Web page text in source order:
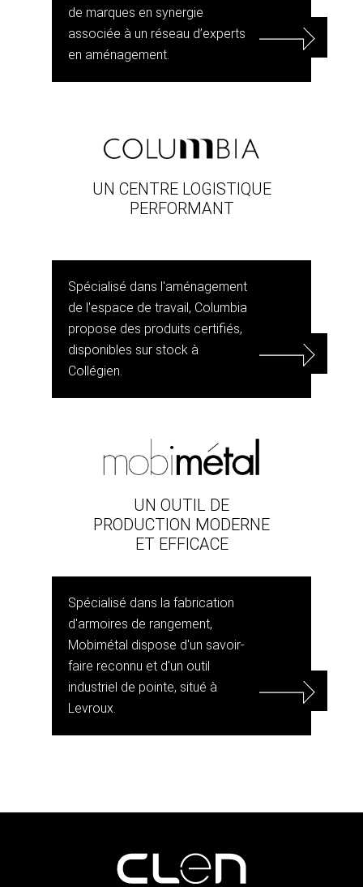
de marques en synergie
associée à un réseau d’experts
en aménagement.
UN CENTRE LOGISTIQUE
PERFORMANT
Spécialisé dans l'aménagement
de l'espace de travail, Columbia
propose des produits certifiés,
disponibles sur stock à
Collégien.
UN OUTIL DE
PRODUCTION MODERNE
ET EFFICACE
Spécialisé dans la fabrication
d'armoires de rangement,
Mobimétal dispose d'un savoir-
faire reconnu et d'un outil
industriel de pointe, situé à
Levroux.